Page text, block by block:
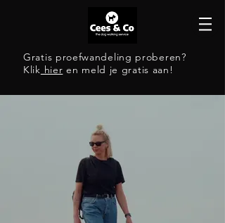
Gratis proefwandeling proberen?
Klik hier en meld je gratis aan!